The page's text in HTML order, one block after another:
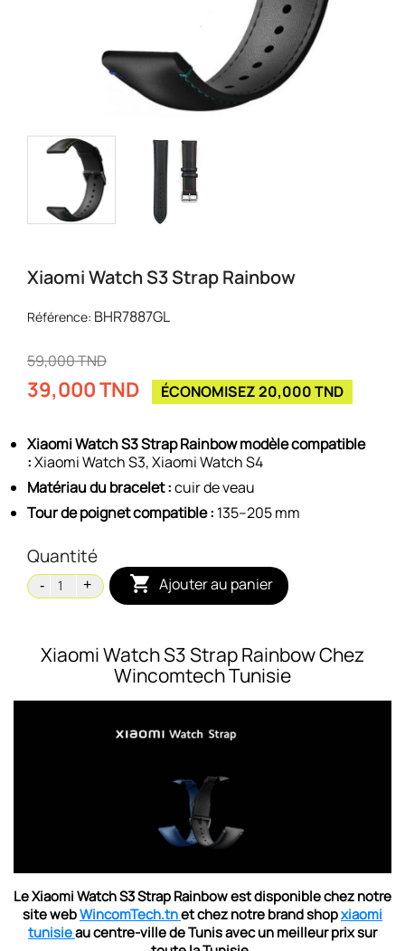
Xiaomi Watch S3 Strap Rainbow
Référence: BHR7887GL
59,000 TND
39,000 TND ÉCONOMISEZ 20,000 TND
Xiaomi Watch S3 Strap Rainbow modèle compatible
:Xiaomi Watch S3,Xiaomi Watch S4
Matériau du bracelet :cuir de veau
Tour de poignet compatible : 135–205 mm
Quantité
 Ajouter au panier
Xiaomi Watch S3 Strap Rainbow Chez
Wincomtech Tunisie
LeXiaomi Watch S3 Strap Rainbowest disponible chez notre
site webWincomTech.tnet chez notre brand shopxiaomi
tunisieau centre-ville de Tunis avec un meilleur prix sur